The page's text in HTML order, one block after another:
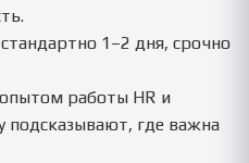
стандартно 1–2 дня, срочно
работы HR и
подсказывают, где важна